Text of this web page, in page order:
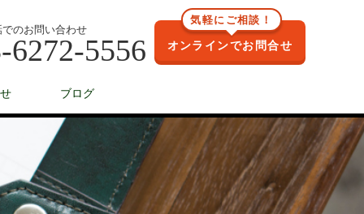
のお問い合わせ
6272-5556
気軽にご相談！
オンラインでお問合せ
ブログ